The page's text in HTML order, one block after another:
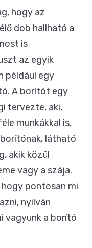
hogy az
dob hallható a
is
az egyik
például egy
A borítót egy
tervezte, aki,
munkákkal is.
látható
akik közül
vagy a szája.
hogy pontosan mi
nyilván
vagyunk a borító